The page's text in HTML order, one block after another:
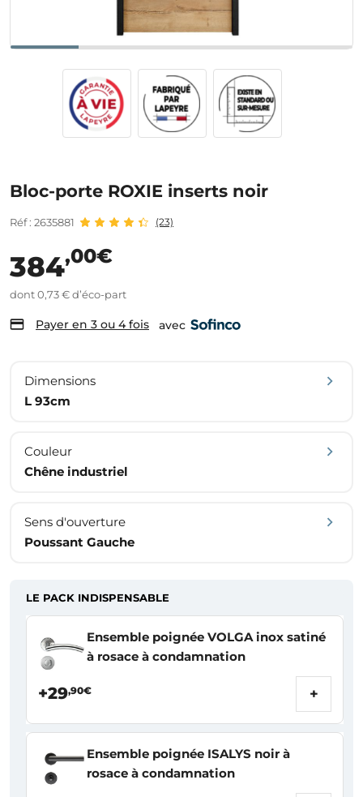
Bloc-porte ROXIE inserts noir
Réf : 2635881 (23)
384,00€
dont 0,73 € d’éco-part
Payer en 3 ou 4 fois avec
Dimensions
L 93cm
Couleur
Chêne industriel
Sens d'ouverture
Poussant Gauche
LE PACK INDISPENSABLE
Ensemble poignée VOLGA inox satiné
à rosace à condamnation
+29,90€ +
Ensemble poignée ISALYS noir à
rosace à condamnation